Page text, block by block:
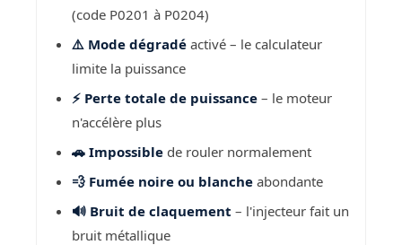
(code P0201 à P0204)
⚠️ Mode dégradé activé – le calculateur
limite la puissance
⚡ Perte totale de puissance – le moteur
n'accélère plus
🚗 Impossible de rouler normalement
💨 Fumée noire ou blanche abondante
🔊 Bruit de claquement – l'injecteur fait un
bruit métallique